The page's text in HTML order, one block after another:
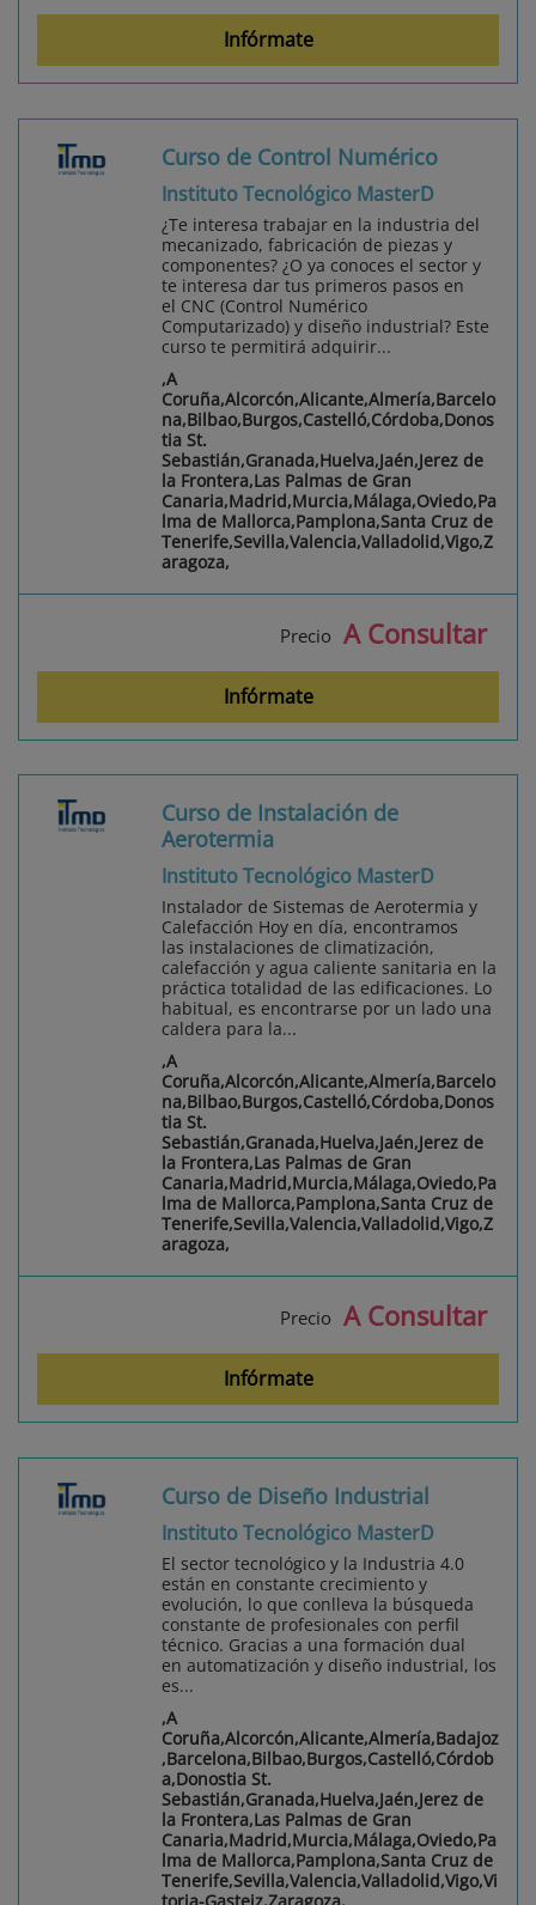
Infórmate
Curso de Control Numérico
Instituto Tecnológico MasterD
¿Te interesa trabajar en la industria del
mecanizado, fabricación de piezas y
componentes? ¿O ya conoces el sector y
te interesa dar tus primeros pasos en
el CNC (Control Numérico
Computarizado) y diseño industrial? Este
curso te permitirá adquirir...
,A
Coruña,Alcorcón,Alicante,Almería,Barcelo
na,Bilbao,Burgos,Castelló,Córdoba,Donos
tia St.
Sebastián,Granada,Huelva,Jaén,Jerez de
la Frontera,Las Palmas de Gran
Canaria,Madrid,Murcia,Málaga,Oviedo,Pa
lma de Mallorca,Pamplona,Santa Cruz de
Tenerife,Sevilla,Valencia,Valladolid,Vigo,Z
aragoza,
Precio A Consultar
Infórmate
Curso de Instalación de
Aerotermia
Instituto Tecnológico MasterD
Instalador de Sistemas de Aerotermia y
Calefacción Hoy en día, encontramos
las instalaciones de climatización,
calefacción y agua caliente sanitaria en la
práctica totalidad de las edificaciones. Lo
habitual, es encontrarse por un lado una
caldera para la...
,A
Coruña,Alcorcón,Alicante,Almería,Barcelo
na,Bilbao,Burgos,Castelló,Córdoba,Donos
tia St.
Sebastián,Granada,Huelva,Jaén,Jerez de
la Frontera,Las Palmas de Gran
Canaria,Madrid,Murcia,Málaga,Oviedo,Pa
lma de Mallorca,Pamplona,Santa Cruz de
Tenerife,Sevilla,Valencia,Valladolid,Vigo,Z
aragoza,
Precio A Consultar
Infórmate
Curso de Diseño Industrial
Instituto Tecnológico MasterD
El sector tecnológico y la Industria 4.0
están en constante crecimiento y
evolución, lo que conlleva la búsqueda
constante de profesionales con perfil
técnico. Gracias a una formación dual
en automatización y diseño industrial, los
es...
,A
Coruña,Alcorcón,Alicante,Almería,Badajoz
,Barcelona,Bilbao,Burgos,Castelló,Córdob
a,Donostia St.
Sebastián,Granada,Huelva,Jaén,Jerez de
la Frontera,Las Palmas de Gran
Canaria,Madrid,Murcia,Málaga,Oviedo,Pa
lma de Mallorca,Pamplona,Santa Cruz de
Tenerife,Sevilla,Valencia,Valladolid,Vigo,Vi